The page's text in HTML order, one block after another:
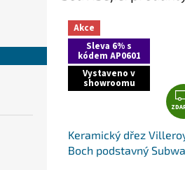
Akce
Sleva 6% s
kódem AP0601
Vystaveno v
showroomu
Keramický dřez
Boch podstavný